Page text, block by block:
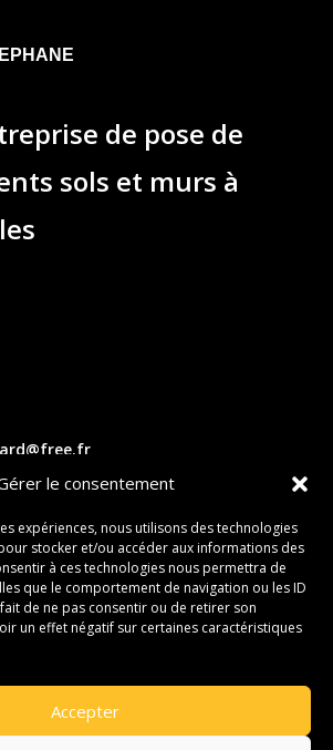
le consentement
expériences, nous utilisons des technologies
stocker et/ou accéder aux informations des
à ces technologies nous permettra de
que le comportement de navigation ou les ID
de ne pas consentir ou de retirer son
un effet négatif sur certaines caractéristiques
Accepter
de pose de
sols et murs à
– 70220 FOUGEROLLES